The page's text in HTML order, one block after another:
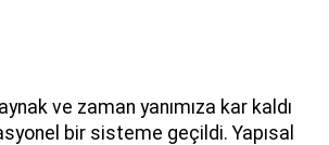
ve zaman yanımıza kar kaldı
bir sisteme geçildi. Yapısal